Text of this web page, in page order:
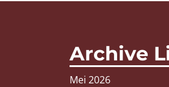
Archive
Mei 2026